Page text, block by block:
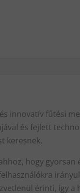
innovatív fűtési
és fejlett
keresnek.
hogy
érinti, így a